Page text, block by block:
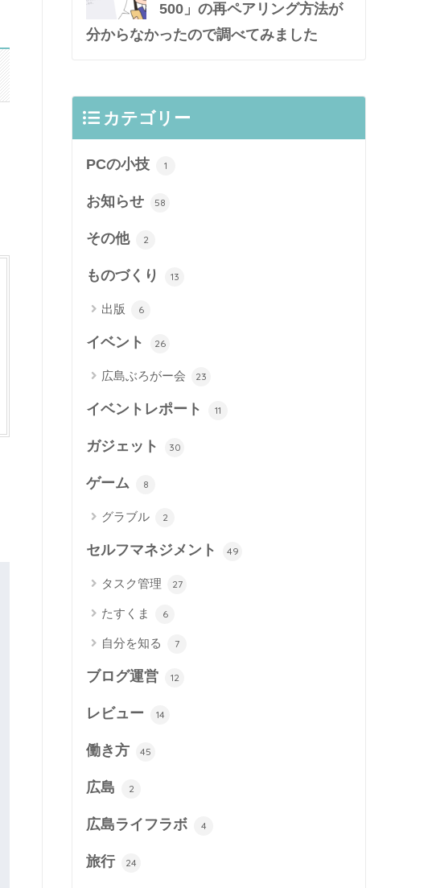
500」の再ペアリング方法が
分からなかったので調べてみました
カテゴリー
PCの小技 1
お知らせ 58
その他 2
ものづくり 13
出版 6
イベント 26
広島ぶろがー会 23
イベントレポート 11
ガジェット 30
ゲーム 8
グラブル 2
セルフマネジメント 49
タスク管理 27
たすくま 6
自分を知る 7
ブログ運営 12
レビュー 14
働き方 45
広島 2
広島ライフラボ 4
旅行 24